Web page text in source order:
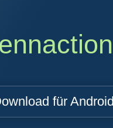
für Android